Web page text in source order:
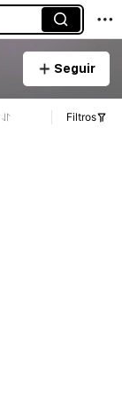
Seguir
Filtros